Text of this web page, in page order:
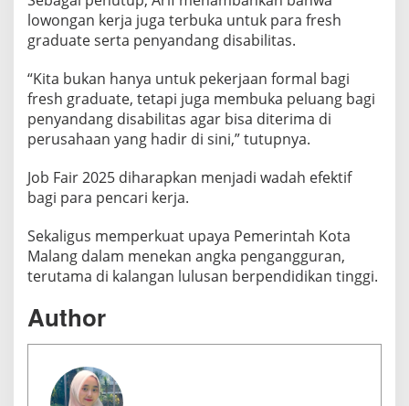
lowongan kerja juga terbuka untuk para fresh
graduate serta penyandang disabilitas.
“Kita bukan hanya untuk pekerjaan formal bagi
fresh graduate, tetapi juga membuka peluang bagi
penyandang disabilitas agar bisa diterima di
perusahaan yang hadir di sini,” tutupnya.
Job Fair 2025 diharapkan menjadi wadah efektif
bagi para pencari kerja.
Sekaligus memperkuat upaya Pemerintah Kota
Malang dalam menekan angka pengangguran,
terutama di kalangan lulusan berpendidikan tinggi.
Author